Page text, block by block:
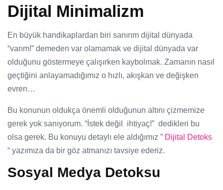
Dijital Minimalizm
En büyük handikaplardan biri sanırım dijital dünyada
“varım!” demeden var olamamak ve dijital dünyada var
olduğunu göstermeye çalışırken kaybolmak. Zamanın nasıl
geçtiğini anlayamadığımız o hızlı, akışkan ve değişken
evren…
Bu konunun oldukça önemli olduğunun altını çizmemize
gerek yok sanıyorum. “İstek değil ihtiyaç!” dedikleri bu
olsa gerek. Bu konuyu detaylı ele aldığımız ” Dijital Detoks
“ yazımıza da bir göz atmanızı tavsiye ederiz.
Sosyal Medya Detoksu